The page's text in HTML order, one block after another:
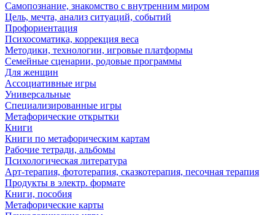
Самопознание, знакомство с внутренним миром
Цель, мечта, анализ ситуаций, событий
Профориентация
Психосоматика, коррекция веса
Методики, технологии, игровые платформы
Семейные сценарии, родовые программы
Для женщин
Ассоциативные игры
Универсальные
Специализированные игры
Метафорические открытки
Книги
Книги по метафорическим картам
Рабочие тетради, альбомы
Психологическая литература
Арт-терапия, фототерапия, сказкотерапия, песочная терапия
Продукты в электр. формате
Книги, пособия
Метафорические карты